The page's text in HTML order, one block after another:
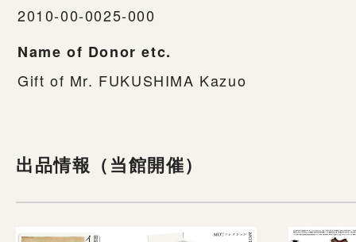
2010-00-0025-000
Name of Donor etc.
Gift of Mr. FUKUSHIMA Kazuo
出品情報（当館開催）